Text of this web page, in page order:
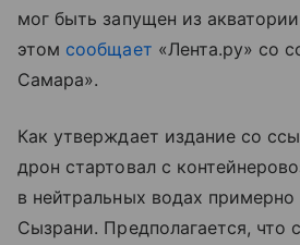
мог быть запущен из
этом сообщает «Лента.ру» со
Самара».
Как утверждает издание со
дрон стартовал с
в нейтральных водах
Сызрани. Предполагается, что